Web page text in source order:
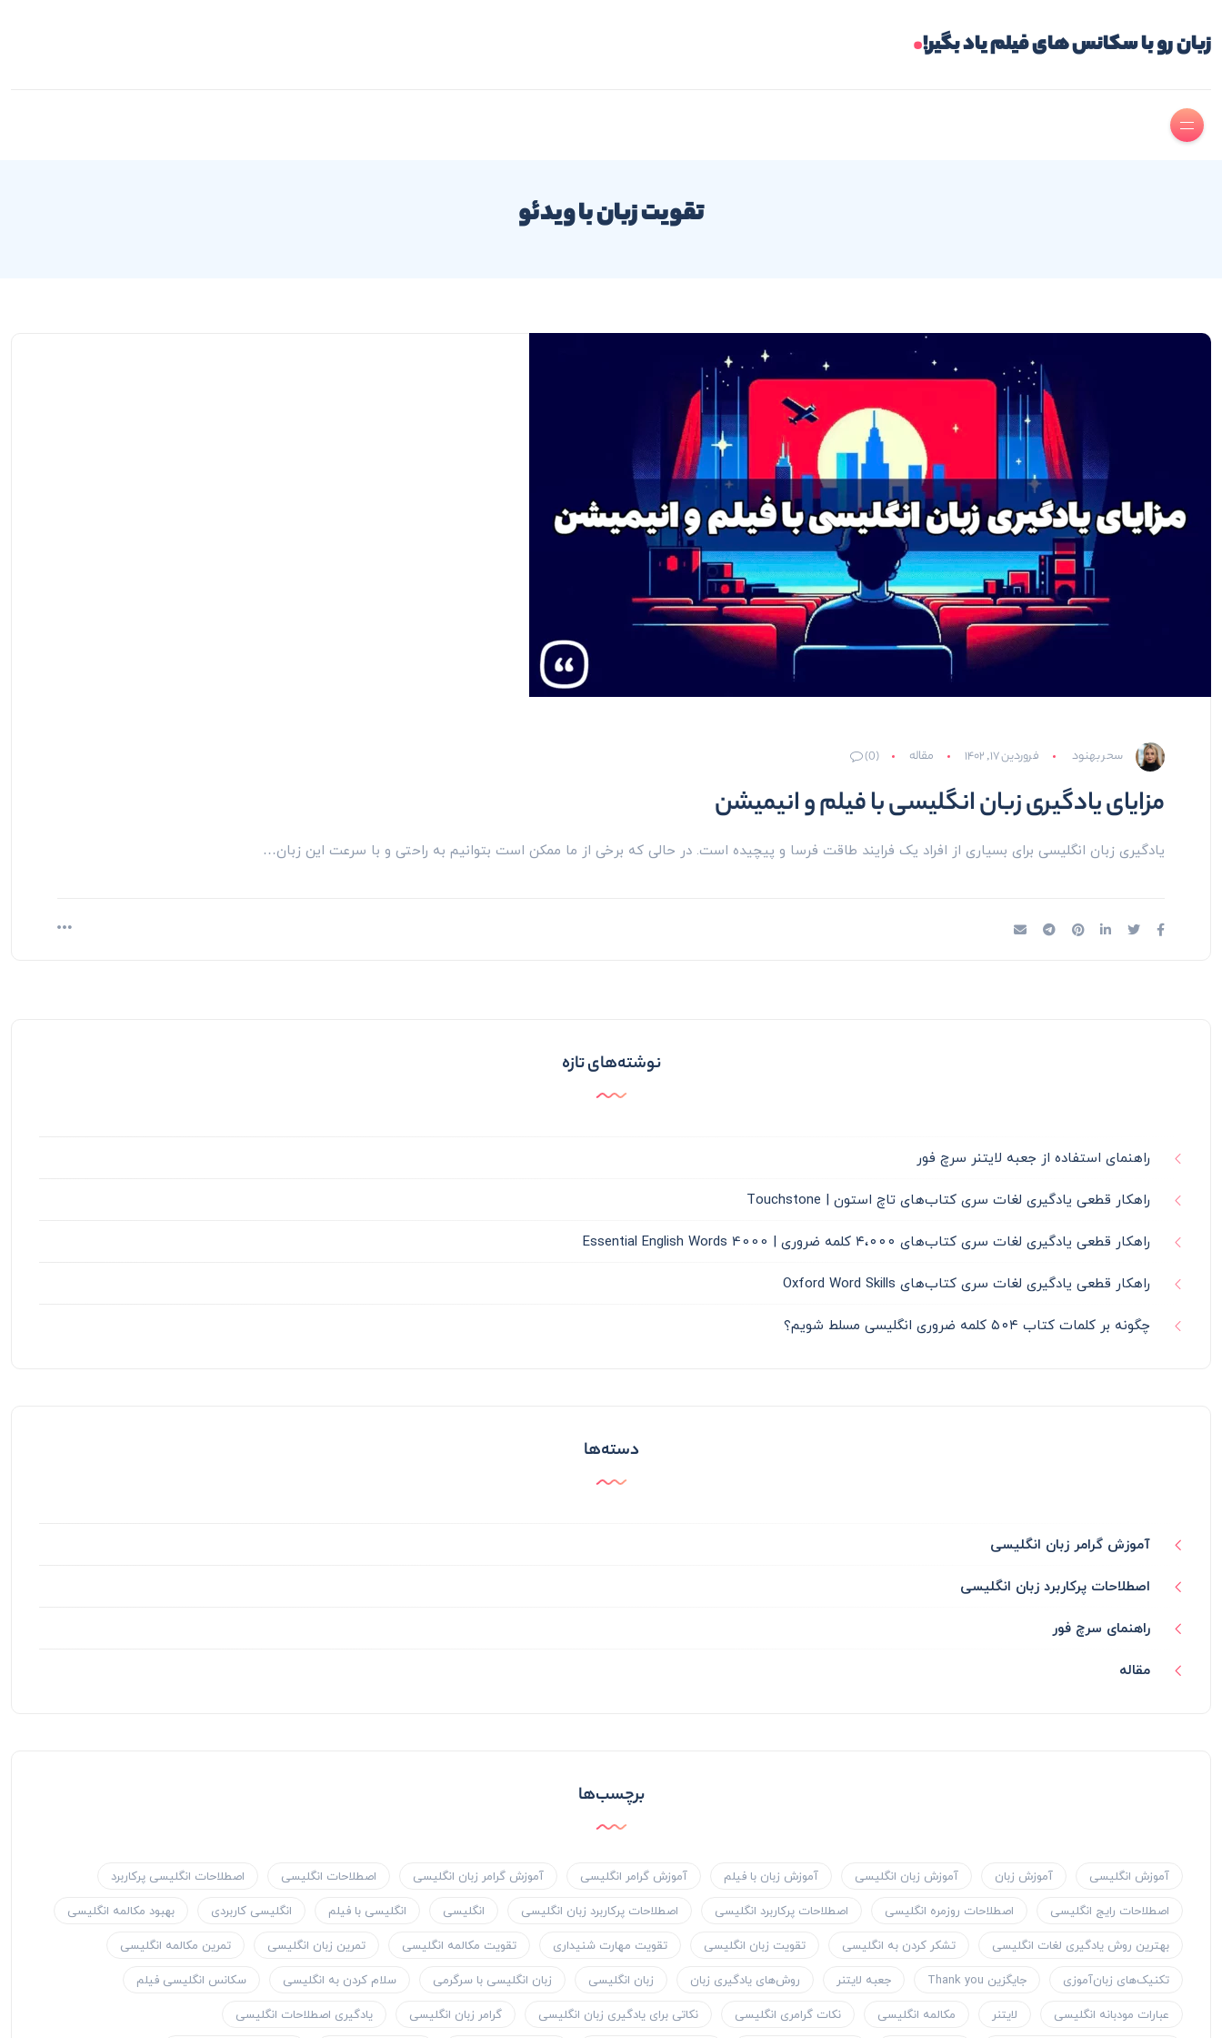
زبان رو با سکانس های فیلم یاد بگیر!.
تقویت زبان با ویدئو
سحر بهنود فروردین ۱۷, ۱۴۰۲ مقاله (0)
مزایای یادگیری زبان انگلیسی با فیلم و انیمیشن
یادگیری زبان انگلیسی برای بسیاری از افراد یک فرایند طاقت فرسا و پیچیده است. در حالی که برخی از ما ممکن است بتوانیم به راحتی و با سرعت این زبان…
نوشته‌های تازه
راهنمای استفاده از جعبه لایتنر سرچ فور
راهکار قطعی یادگیری لغات سری کتاب‌های تاچ استون | Touchstone
راهکار قطعی یادگیری لغات سری کتاب‌های ۴،۰۰۰ کلمه ضروری | 4000 Essential English Words
راهکار قطعی یادگیری لغات سری کتاب‌های Oxford Word Skills
چگونه بر کلمات کتاب ۵۰۴ کلمه ضروری انگلیسی مسلط شویم؟
دسته‌ها
آموزش گرامر زبان انگلیسی
اصطلاحات پرکاربرد زبان انگلیسی
راهنمای سرچ فور
مقاله
برچسب‌ها
آموزش انگلیسی آموزش زبان آموزش زبان انگلیسی آموزش زبان با فیلم آموزش گرامر انگلیسی آموزش گرامر زبان انگلیسی اصطلاحات انگلیسی
اصطلاحات انگلیسی پرکاربرد
اصطلاحات رایج انگلیسی
اصطلاحات روزمره انگلیسی اصطلاحات پرکاربرد انگلیسی اصطلاحات پرکاربرد زبان انگلیسی انگلیسی انگلیسی با فیلم انگلیسی کاربردی
بهبود مکالمه انگلیسی
بهترین روش یادگیری لغات انگلیسی
تشکر کردن به انگلیسی تقویت زبان انگلیسی تقویت مهارت شنیداری تقویت مکالمه انگلیسی تمرین زبان انگلیسی
تمرین مکالمه انگلیسی
تکنیک‌های زبان‌آموزی
جایگزین Thank you جعبه لایتنر روش‌های یادگیری زبان زبان انگلیسی زبان انگلیسی با سرگرمی سلام کردن به انگلیسی
سکانس انگلیسی فیلم
عبارات مودبانه انگلیسی
لایتنر مکالمه انگلیسی نکات گرامری انگلیسی نکاتی برای یادگیری زبان انگلیسی گرامر زبان انگلیسی یادگیری اصطلاحات انگلیسی